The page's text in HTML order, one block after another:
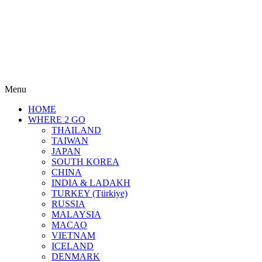
Menu
HOME
WHERE 2 GO
THAILAND
TAIWAN
JAPAN
SOUTH KOREA
CHINA
INDIA & LADAKH
TURKEY (Türkiye)
RUSSIA
MALAYSIA
MACAO
VIETNAM
ICELAND
DENMARK